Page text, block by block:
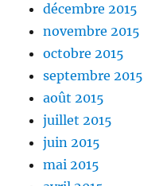
décembre 2015
novembre 2015
octobre 2015
septembre 2015
août 2015
juillet 2015
juin 2015
mai 2015